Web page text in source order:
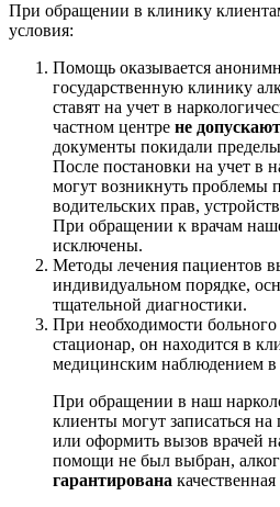
При обращении в клинику
условия:
Помощь оказывается
государственную клинику
ставят на учет в
частном центре не допускают
документы покидали
После постановки на учет в
могут возникнуть проблемы
водительских прав,
При обращении к врачам
исключены.
Методы лечения пациентов
индивидуальном порядке,
тщательной диагностики.
При необходимости
стационар, он находится в
медицинским наблюдением
При обращении в наш
клиенты могут записаться
или оформить вызов врачей
помощи не был выбран,
гарантирована